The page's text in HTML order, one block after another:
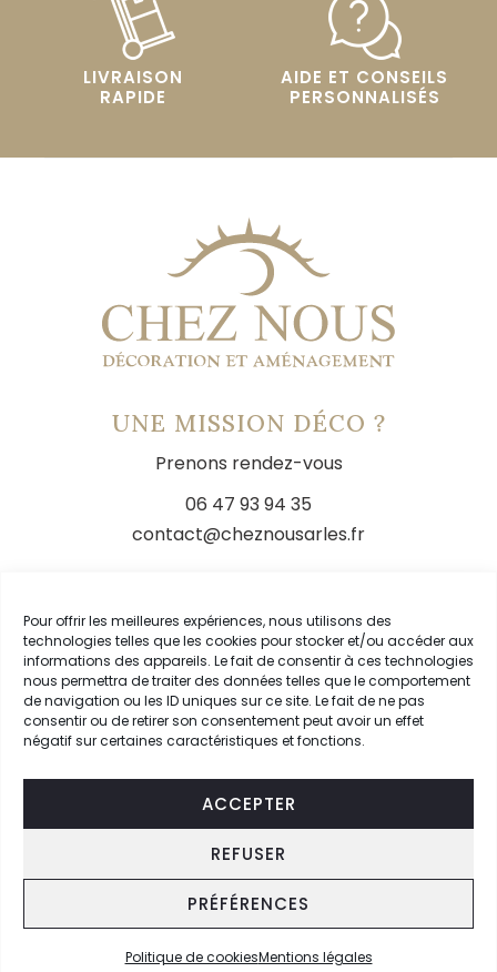
Pour offrir les meilleures expériences, nous utilisons des
technologies telles que les cookies pour stocker et/ou accéder aux
informations des appareils. Le fait de consentir à ces technologies
nous permettra de traiter des données telles que le comportement
de navigation ou les ID uniques sur ce site. Le fait de ne pas
consentir ou de retirer son consentement peut avoir un effet
négatif sur certaines caractéristiques et fonctions.
ACCEPTER
REFUSER
PRÉFÉRENCES
Politique de cookiesMentions légales
LIVRAISON
RAPIDE
AIDE ET CONSEILS
PERSONNALISÉS
UNE MISSION DÉCO ?
Prenons rendez-vous
06 47 93 94 35
contact@cheznousarles.fr
Livraison
Conditions générales de vente
Mentions légales
Mon compte
SUIVEZ-NOUS SUR